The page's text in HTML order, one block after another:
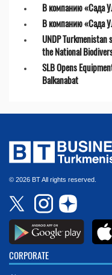
В компанию «Сада
В компанию «Сада
UNDP Turkmenistan
the National
SLB Opens
Balkanabat
© 2026 BT All rights reserved.
CORPORATE